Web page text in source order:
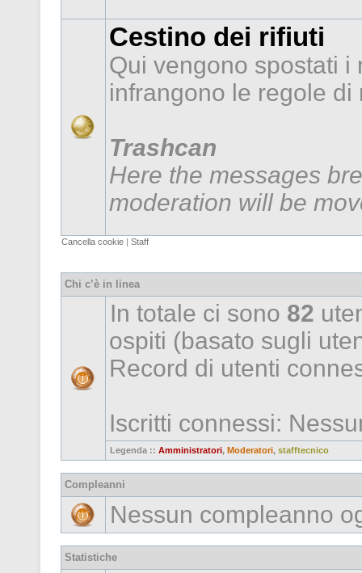
Cestino dei rifiuti
Qui vengono spostati i
infrangono le regole di
Trashcan
Here the messages
moderation will be
Cancella cookie | Staff
Chi c’è in linea
In totale ci sono 82
ospiti (basato sugli
Record di utenti
Iscritti connessi:
Legenda :: Amministratori, Moderatori, stafftecnico
Compleanni
Nessun compleanno
Statistiche